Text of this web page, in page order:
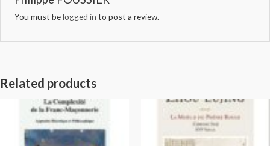
You must belogged in to post a review.
Related products